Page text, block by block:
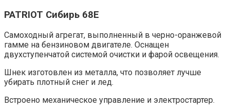
PATRIOT Сибирь 68E
Самоходный агрегат, выполненный в черно-оранжевой
гамме на бензиновом двигателе. Оснащен
двухступенчатой системой очистки и фарой освещения.
Шнек изготовлен из металла, что позволяет лучше
убирать плотный снег и лед.
Встроено механическое управление и электростартер.